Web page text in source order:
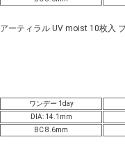
アーティラル UV moist 10枚入
ワンデー 1day
DIA: 14.1mm
BC 8.6mm